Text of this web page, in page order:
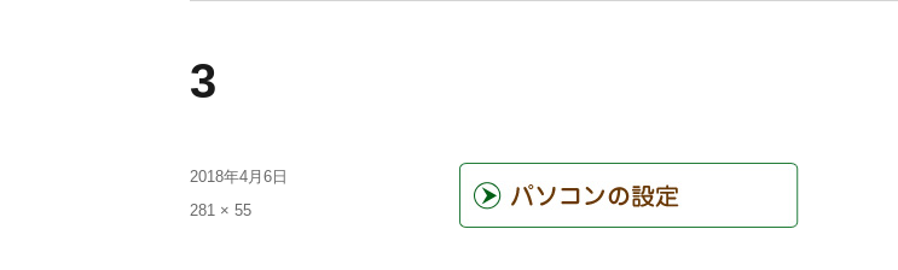
3
2018年4月6日
281 × 55